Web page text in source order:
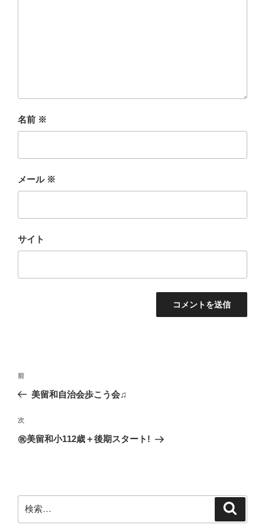
名前 ※
メール ※
サイト
投
ビ
ゲ
ン
前
の
稿
前
美留和自治会歩こう会♫
次
の
次
㊗美留和小112歳＋後期スタート!
索: